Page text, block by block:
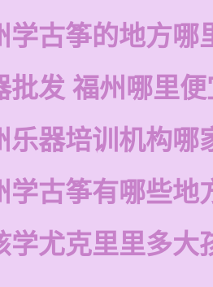
学古筝的地方哪
批发 福州哪里便
乐器培训机构哪
学古筝有哪些地
学尤克里里多大